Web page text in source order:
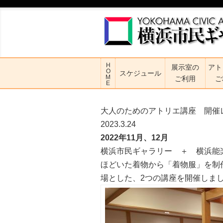
H
O
M
E
スケジュール
展示室の
ご利用
ア
大人のためのアトリエ講座 開催
2023.3.24
2022年11月、12月
横浜市民ギャラリー ＋ 横浜能
ほどいた着物から「着物服」を
場とした、2つの講座を開催しま